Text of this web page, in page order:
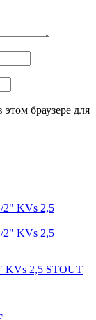
браузере для
KVs 2,5 STOUT